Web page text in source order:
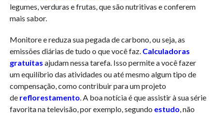
legumes, verduras e frutas, que são nutritivas e conferem
mais sabor.
Monitore e reduza sua pegada de carbono, ou seja, as
emissões diárias de tudo o que você faz. Calculadoras
gratuitas ajudam nessa tarefa. Isso permite a você fazer
um equilíbrio das atividades ou até mesmo algum tipo de
compensação, como contribuir para um projeto
de reflorestamento. A boa notícia é que assistir à sua série
favorita na televisão, por exemplo, segundo estudo, não